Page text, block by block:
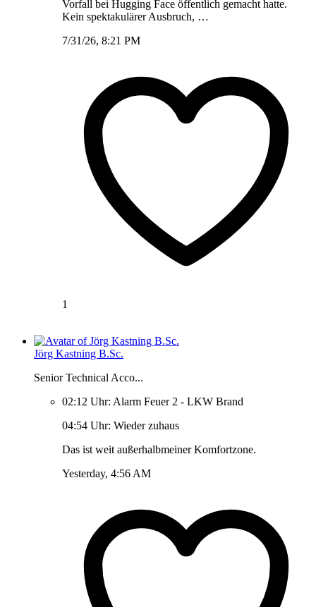
Vorfall bei Hugging Face öffentlich gemacht hatte.
Kein spektakulärer Ausbruch, …
7/31/26, 8:21 PM
1
Jörg Kastning B.Sc.
Senior Technical Acco...
02:12 Uhr: Alarm Feuer 2 - LKW Brand
04:54 Uhr: Wieder zuhaus
Das ist weit außerhalbmeiner Komfortzone.
Yesterday, 4:56 AM